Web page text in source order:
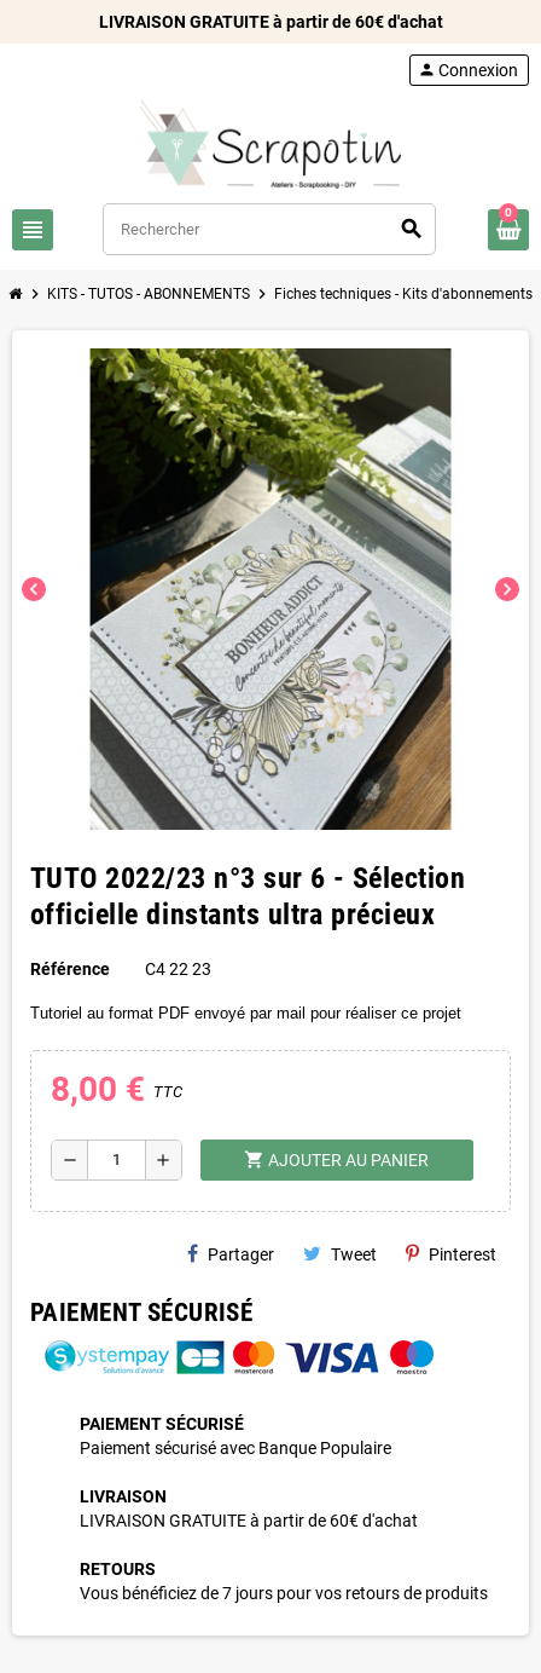
LIVRAISON GRATUITE à partir de 60€ d'achat
view_headline search
person Connexion
0
chevron_right KITS - TUTOS - ABONNEMENTS chevron_right Fiches techniques - Kits d'abonnements
chevron_left chevron_right
TUTO 2022/23 n°3 sur 6 - Sélection
officielle dinstants ultra précieux
Référence C4 22 23
Tutoriel au format PDF envoyé par mail pour réaliser ce projet
8,00 € TTC
remove add shopping_cart AJOUTER AU PANIER
Partager Tweet Pinterest
PAIEMENT SÉCURISÉ
PAIEMENT SÉCURISÉ
Paiement sécurisé avec Banque Populaire
LIVRAISON
LIVRAISON GRATUITE à partir de 60€ d'achat
RETOURS
Vous bénéficiez de 7 jours pour vos retours de produits